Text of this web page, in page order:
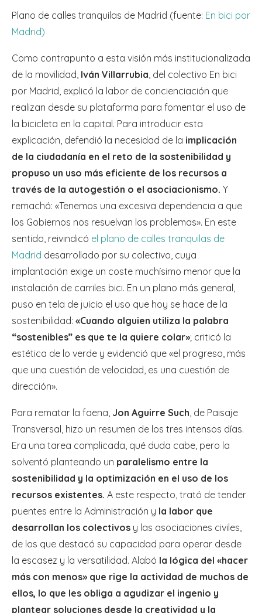
Plano de calles tranquilas de Madrid (fuente: En bici por
Madrid)
Como contrapunto a esta visión más institucionalizada
de la movilidad, Iván Villarrubia, del colectivo En bici
por Madrid, explicó la labor de concienciación que
realizan desde su plataforma para fomentar el uso de
la bicicleta en la capital. Para introducir esta
explicación, defendió la necesidad de la implicación
de la ciudadanía en el reto de la sostenibilidad y
propuso un uso más eficiente de los recursos a
través de la autogestión o el asociacionismo. Y
remachó: «Tenemos una excesiva dependencia a que
los Gobiernos nos resuelvan los problemas». En este
sentido, reivindicó el plano de calles tranquilas de
Madrid desarrollado por su colectivo, cuya
implantación exige un coste muchísimo menor que la
instalación de carriles bici. En un plano más general,
puso en tela de juicio el uso que hoy se hace de la
sostenibilidad: «Cuando alguien utiliza la palabra
“sostenibles” es que te la quiere colar»; criticó la
estética de lo verde y evidenció que «el progreso, más
que una cuestión de velocidad, es una cuestión de
dirección».
Para rematar la faena, Jon Aguirre Such, de Paisaje
Transversal, hizo un resumen de los tres intensos días.
Era una tarea complicada, qué duda cabe, pero la
solventó planteando un paralelismo entre la
sostenibilidad y la optimización en el uso de los
recursos existentes. A este respecto, trató de tender
puentes entre la Administración y la labor que
desarrollan los colectivos y las asociaciones civiles,
de los que destacó su capacidad para operar desde
la escasez y la versatilidad. Alabó la lógica del «hacer
más con menos» que rige la actividad de muchos de
ellos, lo que les obliga a agudizar el ingenio y
plantear soluciones desde la creatividad y la